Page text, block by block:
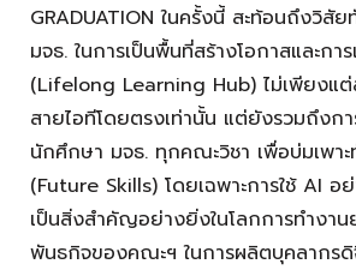
GRADUATION ในครั้งนี้ สะท้อนถึงวิสั
มจธ. ในการเป็นพื้นที่สร้างโอกาสและกา
(Lifelong Learning Hub) ไม่เพียงแ
สายไอทีโดยตรงเท่านั้น แต่ยังรวมถึงก
นักศึกษา มจธ. ทุกคณะวิชา เพื่อบ่มเพา
(Future Skills) โดยเฉพาะการใช้ AI
เป็นสิ่งสำคัญอย่างยิ่งในโลกการทำงา
พันธกิจของคณะฯ ในการผลิตบุคลาก